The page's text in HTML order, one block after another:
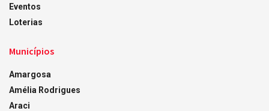
Eventos
Loterias
Municípios
Amargosa
Amélia Rodrigues
Araci